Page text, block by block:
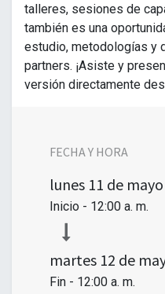
talleres, sesiones de
también es una
estudio, metodologías y
partners. ¡Asiste y
versión directamente
FECHA Y HORA
lunes 11 de
Inicio - 12:00 a. m.
martes 12 de
Fin - 12:00 a. m.